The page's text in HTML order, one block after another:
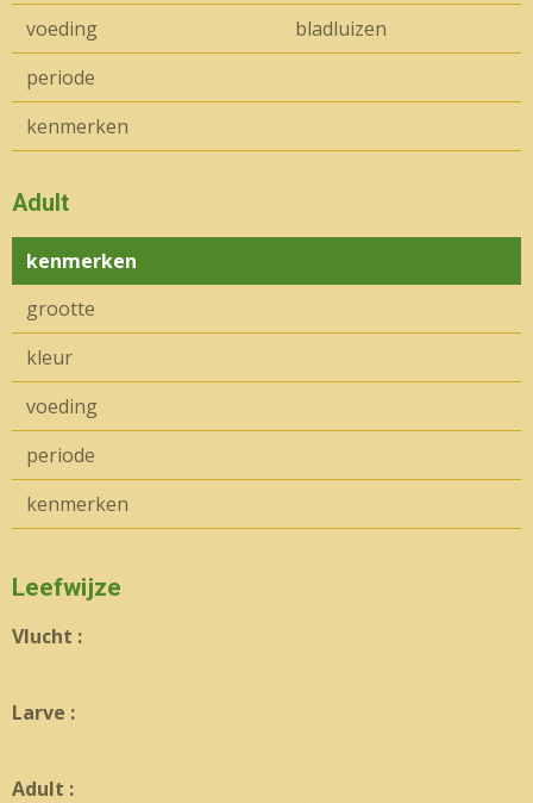
voeding
bladluizen
periode
kenmerken
Adult
kenmerken
grootte
kleur
voeding
periode
kenmerken
Leefwijze
Vlucht :
Larve :
Adult :